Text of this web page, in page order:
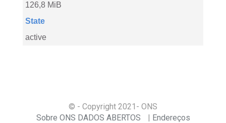
126,8 MiB
State
active
© - Copyright 2021 - ONS
Sobre ONS DADOS ABERTOS
Endereços